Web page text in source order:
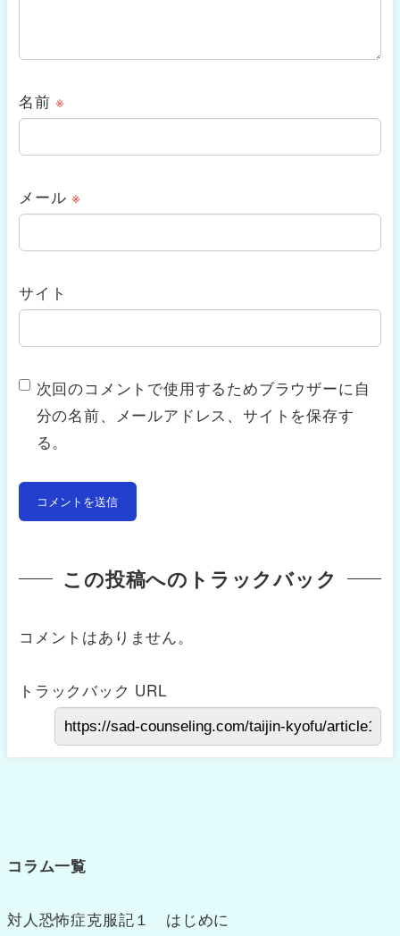
名前※
メール※
サイト
次回のコメントで使用するためブラウザーに自
分の名前、メールアドレス、サイトを保存す
る。
この投稿へのトラックバック
コメントはありません。
トラックバック URL
コラム一覧
対人恐怖症克服記１ はじめに